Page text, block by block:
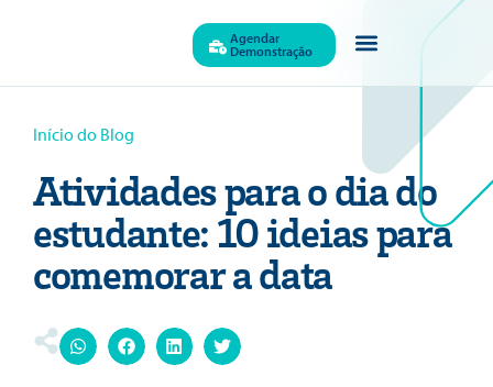
Agendar
Demonstração
Início do Blog
Atividades para o dia do
estudante: 10 ideias para
comemorar a data